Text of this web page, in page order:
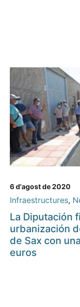
6 d'agost de 2020
Infraestructures,
La Diputación
urbanización
de Sax con
euros